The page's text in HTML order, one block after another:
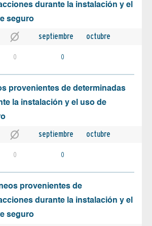
durante la instalación y el
seguro
septiembre octubre
0 0
provenientes de determinadas
la instalación y el uso de
septiembre octubre
0 0
provenientes de
durante la instalación y el
seguro